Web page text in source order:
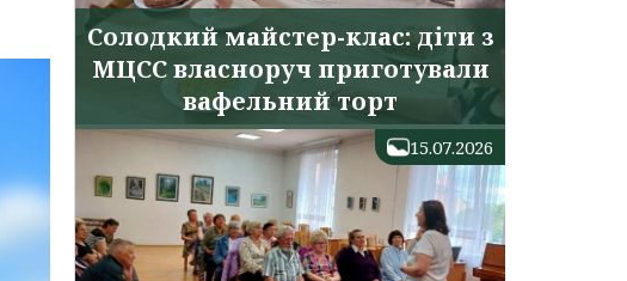
Солодкий майстер-клас: діти з
МЦСС власноруч приготували
вафельний торт
15.07.2026